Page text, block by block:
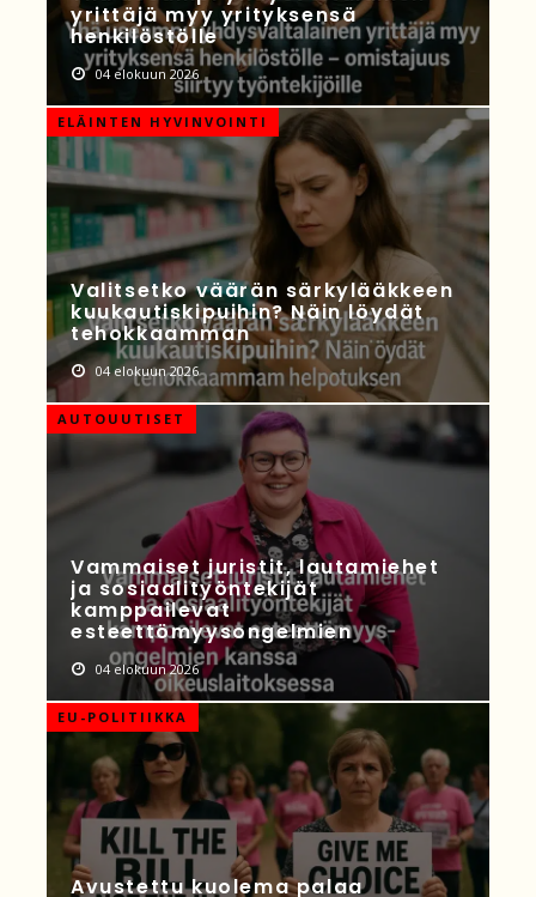
yrittäjä myy yrityksensä
henkilöstölle
04 elokuun 2026
ELÄINTEN HYVINVOINTI
Valitsetko väärän särkylääkkeen
kuukautiskipuihin? Näin löydät
tehokkaamman
04 elokuun 2026
AUTOUUTISET
Vammaiset juristit, lautamiehet
ja sosiaalityöntekijät
kamppailevat
esteettömyysongelmien
04 elokuun 2026
EU-POLITIIKKA
Avustettu kuolema palaa